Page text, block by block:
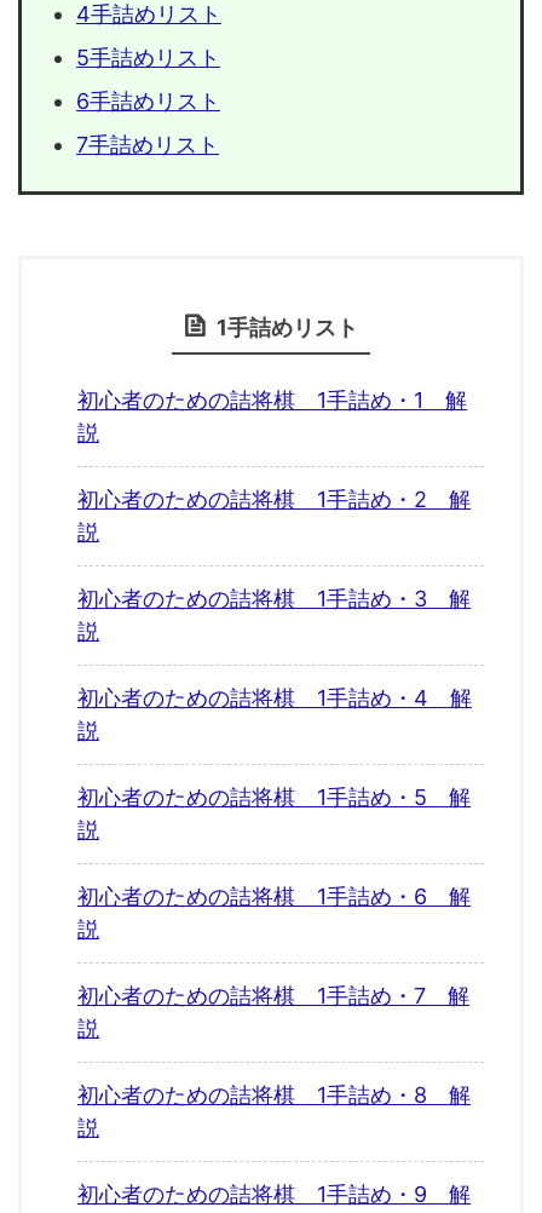
4手詰めリスト
5手詰めリスト
6手詰めリスト
7手詰めリスト
1手詰めリスト
初心者のための詰将棋 1手詰め・1 解
説
初心者のための詰将棋 1手詰め・2 解
説
初心者のための詰将棋 1手詰め・3 解
説
初心者のための詰将棋 1手詰め・4 解
説
初心者のための詰将棋 1手詰め・5 解
説
初心者のための詰将棋 1手詰め・6 解
説
初心者のための詰将棋 1手詰め・7 解
説
初心者のための詰将棋 1手詰め・8 解
説
初心者のための詰将棋 1手詰め・9 解